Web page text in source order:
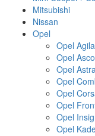
Mitsubishi
Nissan
Opel
Opel
Opel
Opel
Opel
Opel
Opel
Opel
Opel